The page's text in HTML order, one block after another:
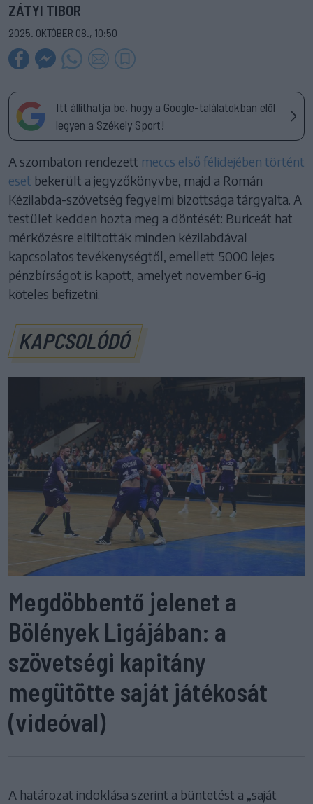
ZÁTYI TIBOR
2025. OKTÓBER 08., 10:50
Itt állíthatja be, hogy a Google-találatokban elöl
legyen a Székely Sport!
A szombaton rendezett meccs első félidejében történt
eset bekerült a jegyzőkönyvbe, majd a Román
Kézilabda-szövetség fegyelmi bizottsága tárgyalta. A
testület kedden hozta meg a döntését: Buriceát hat
mérkőzésre eltiltották minden kézilabdával
kapcsolatos tevékenységtől, emellett 5000 lejes
pénzbírságot is kapott, amelyet november 6-ig
köteles befizetni.
KAPCSOLÓDÓ
Megdöbbentő jelenet a
Bölények Ligájában: a
szövetségi kapitány
megütötte saját játékosát
(videóval)
A határozat indoklása szerint a büntetést a „saját